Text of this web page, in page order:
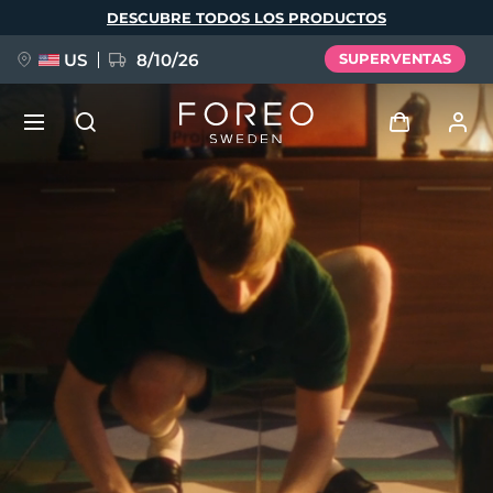
DESCUBRE TODOS LOS PRODUCTOS
US 8/10/26 SUPERVENTAS
Perfil de usuario
Mis dispositivos
Mis pedidos
Mis direcciones
Mis suscripciones
BREAKING NEWS
issa™ Teeth Whitening Set
Deutsch
Español
Português
Polski
Svenska
Русский
Türkçe
简体中文 繁體中文